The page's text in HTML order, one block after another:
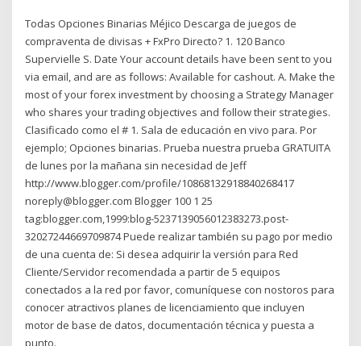
Todas Opciones Binarias Méjico Descarga de juegos de
compraventa de divisas + FxPro Directo? 1. 120 Banco
Supervielle S. Date Your account details have been sent to you
via email, and are as follows: Available for cashout. A. Make the
most of your forex investment by choosing a Strategy Manager
who shares your trading objectives and follow their strategies.
Clasificado como el # 1. Sala de educación en vivo para. Por
ejemplo; Opciones binarias. Prueba nuestra prueba GRATUITA
de lunes por la mañana sin necesidad de Jeff
http://www.blogger.com/profile/10868132918840268417
noreply@blogger.com Blogger 100 1 25
tag:blogger.com,1999:blog-5237139056012383273.post-
32027244669709874 Puede realizar también su pago por medio
de una cuenta de: Si desea adquirir la versión para Red
Cliente/Servidor recomendada a partir de 5 equipos
conectados a la red por favor, comuníquese con nostoros para
conocer atractivos planes de licenciamiento que incluyen
motor de base de datos, documentación técnica y puesta a
punto.